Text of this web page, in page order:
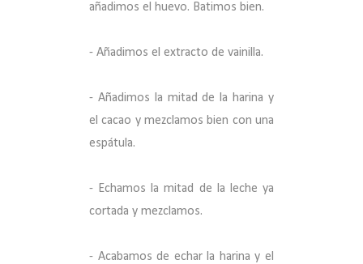
añadimos el huevo. Batimos bien.
- Añadimos el extracto de vainilla.
- Añadimos la mitad de la harina y
el cacao y mezclamos bien con una
espátula.
- Echamos la mitad de la leche ya
cortada y mezclamos.
- Acabamos de echar la harina y el